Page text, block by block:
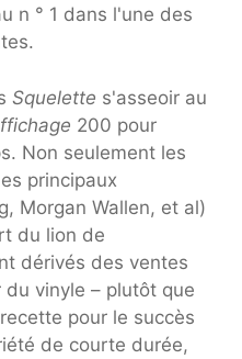
n ° 1 dans l'une des
Squelette s'asseoir au
200 pour
Non seulement les
principaux
Morgan Wallen, et al)
du lion de
dérivés des ventes
vinyle – plutôt que
pour le succès
de courte durée,